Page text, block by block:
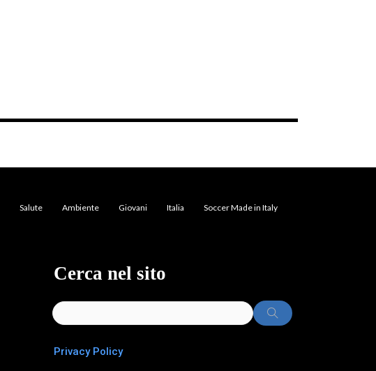
Salute Ambiente Giovani Italia Soccer Made in Italy
Cerca nel sito
Privacy Policy